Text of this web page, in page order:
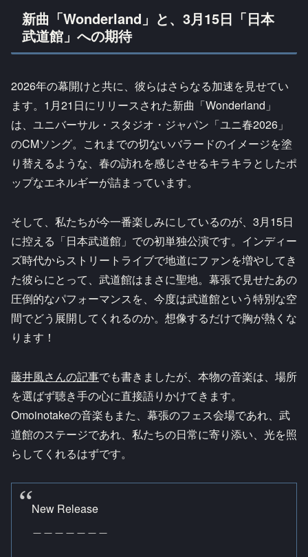
新曲「Wonderland」と、3月15日「日本
武道館」への期待
2026年の幕開けと共に、彼らはさらなる加速を見せてい
ます。1月21日にリリースされた新曲「Wonderland」
は、ユニバーサル・スタジオ・ジャパン「ユニ春2026」
のCMソング。これまでの切ないバラードのイメージを塗
り替えるような、春の訪れを感じさせるキラキラとしたポ
ップなエネルギーが詰まっています。
そして、私たちが今一番楽しみにしているのが、3月15日
に控える「日本武道館」での初単独公演です。インディー
ズ時代からストリートライブで地道にファンを増やしてき
た彼らにとって、武道館はまさに聖地。幕張で見せたあの
圧倒的なパフォーマンスを、今度は武道館という特別な空
間でどう展開してくれるのか。想像するだけで胸が熱くな
ります！
藤井風さんの記事でも書きましたが、本物の音楽は、場所
を選ばず聴き手の心に直接語りかけてきます。
Omoinotakeの音楽もまた、幕張のフェス会場であれ、武
道館のステージであれ、私たちの日常に寄り添い、光を照
らしてくれるはずです。
New Release